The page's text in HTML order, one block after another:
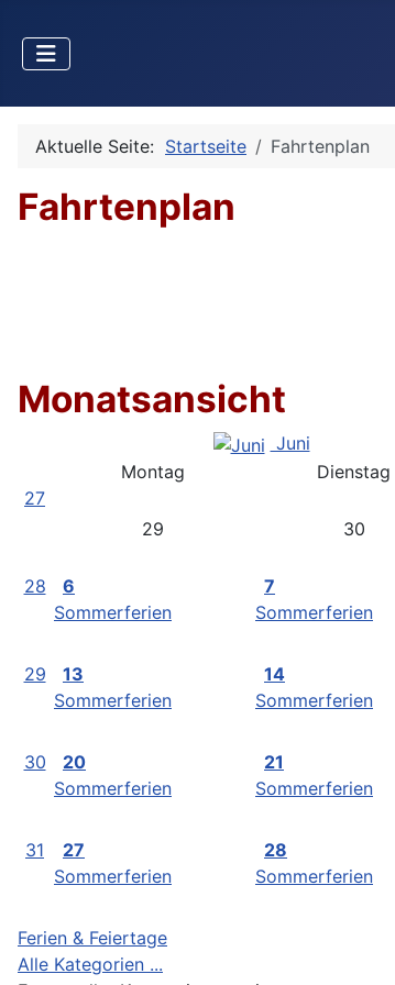
Aktuelle Seite: Startseite Fahrtenplan
Fahrtenplan
Monatsansicht
Juni
Montag
Dienstag
27
29
30
28
6
Sommerferien
7
Sommerferien
29
13
Sommerferien
14
Sommerferien
30
20
Sommerferien
21
Sommerferien
31
27
Sommerferien
28
Sommerferien
Ferien & Feiertage
Alle Kategorien ...